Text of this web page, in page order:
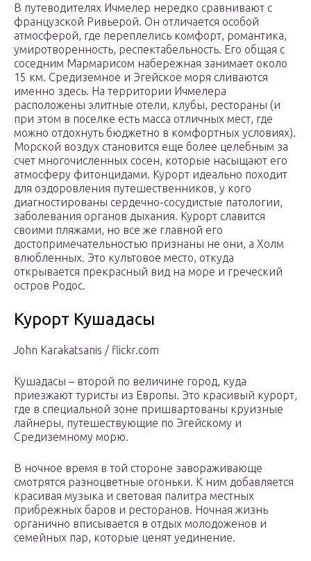
В путеводителях Ичмелер нередко сравнивают с
французской Ривьерой. Он отличается особой
атмосферой, где переплелись комфорт, романтика,
умиротворенность, респектабельность. Его общая с
соседним Мармарисом набережная занимает около
15 км. Средиземное и Эгейское моря сливаются
именно здесь. На территории Ичмелера
расположены элитные отели, клубы, рестораны (и
при этом в поселке есть масса отличных мест, где
можно отдохнуть бюджетно в комфортных условиях).
Морской воздух становится еще более целебным за
счет многочисленных сосен, которые насыщают его
атмосферу фитонцидами. Курорт идеально походит
для оздоровления путешественников, у кого
диагностированы сердечно-сосудистые патологии,
заболевания органов дыхания. Курорт славится
своими пляжами, но все же главной его
достопримечательностью признаны не они, а Холм
влюбленных. Это культовое место, откуда
открывается прекрасный вид на море и греческий
остров Родос.
Курорт Кушадасы
John Karakatsanis / flickr.com
Кушадасы – второй по величине город, куда
приезжают туристы из Европы. Это красивый курорт,
где в специальной зоне пришвартованы круизные
лайнеры, путешествующие по Эгейскому и
Средиземному морю.
В ночное время в той стороне завораживающе
смотрятся разноцветные огоньки. К ним добавляется
красивая музыка и световая палитра местных
прибрежных баров и ресторанов. Ночная жизнь
органично вписывается в отдых молодоженов и
семейных пар, которые ценят уединение.